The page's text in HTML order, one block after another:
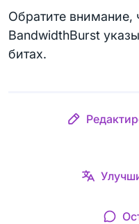
Обратите внимание,
BandwidthBurst
битах.